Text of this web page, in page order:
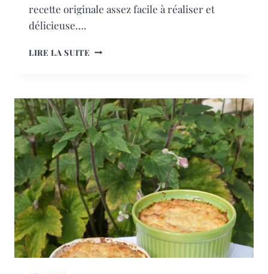
recette originale assez facile à réaliser et
délicieuse….
LIRE LA SUITE VERRINES
PESTO
AIL
NOIR